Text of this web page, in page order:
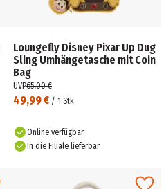
Loungefly Disney Pixar Up Dug
Sling Umhängetasche mit Coin
Bag
49,99 € / 1 Stk.
UVP65,00 €
Online verfügbar
In die Filiale lieferbar